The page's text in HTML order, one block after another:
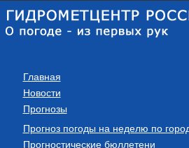
Главная
Новости
Прогнозы
Прогноз погоды на неделю по
Прогностические бюллетени